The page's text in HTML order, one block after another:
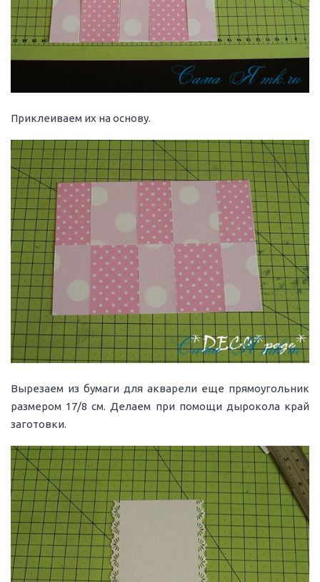
Приклеиваем их на основу.
Вырезаем из бумаги для акварели еще прямоугольник
размером 17/8 см. Делаем при помощи дырокола край
заготовки.